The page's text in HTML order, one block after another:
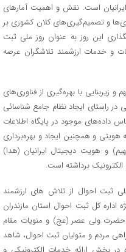
است. نقش و اهمیت آمارهای
و تصمیم‌گیری‌های کلان کشوری بر
این روز به عنوان روز ملی ثبت
و خدمات ارزشمند تلاشگران عرصه
زیربنایی با بهره‌گیری از فناوری‌های
در راستای ایجاد نظام جامع شناسائی
داده‌های موجود در پایگاه اطلاعات
و همچنین ایجاد و بهره‌برداری
و هویت دیجیتال ایرانیان (هدا)
برداشته است.
ثبت احوال از تلاش های ارزشمند
اداره کل ثبت احوال استان مازندران
حضرت ولی عصر (عج) و منویات مقام
مردم و متولیان ثبت احوال، شاهد